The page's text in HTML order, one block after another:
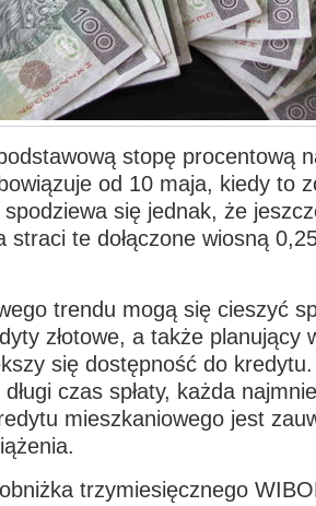
stopę procentową
od 10 maja, kiedy to
się jednak, że
straci te dołączone wiosną
trendu mogą się cieszyć
złotowe, a także planujący
się dostępność do
czas spłaty, każda
mieszkaniowego jest
trzymiesięcznego